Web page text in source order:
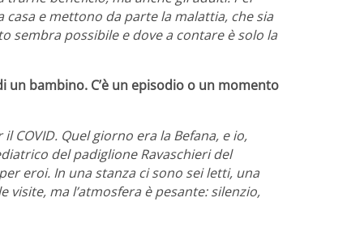
e mettono da parte la malattia, che sia
sembra possibile e dove a contare è solo la
bambino. C’è un episodio o un momento
COVID. Quel giorno era la Befana, e io,
del padiglione Ravaschieri del
eroi. In una stanza ci sono sei letti, una
ma l’atmosfera è pesante: silenzio,